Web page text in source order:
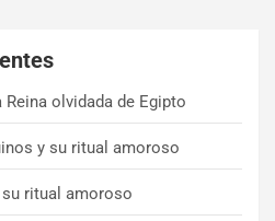
Reina olvidada de Egipto
y su ritual amoroso
ritual amoroso